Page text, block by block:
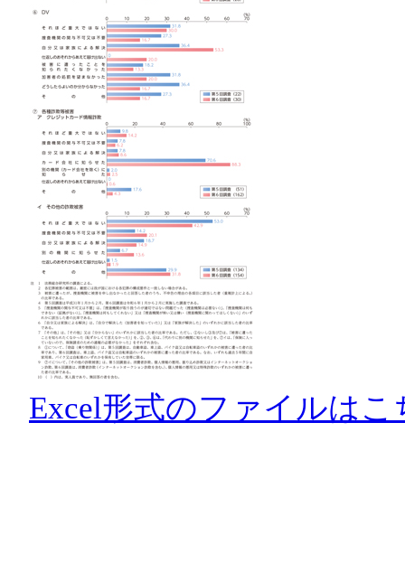
Excel形式のファイルはこ